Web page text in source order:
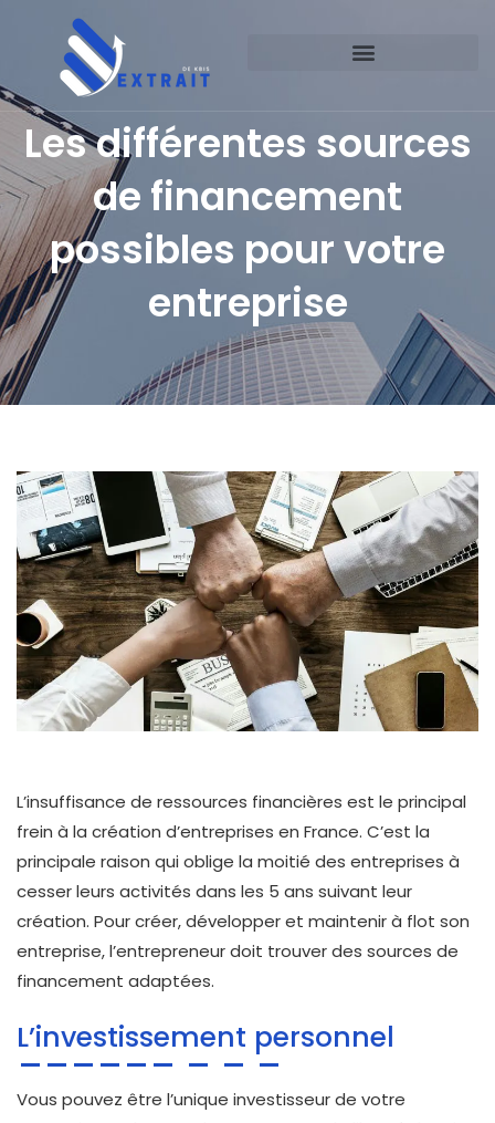
Les différentes sources
de financement
possibles pour votre
entreprise
L’insuffisance de ressources financières est le principal
frein à la création d’entreprises en France. C’est la
principale raison qui oblige la moitié des entreprises à
cesser leurs activités dans les 5 ans suivant leur
création. Pour créer, développer et maintenir à flot son
entreprise, l’entrepreneur doit trouver des sources de
financement adaptées.
L’investissement personnel
Vous pouvez être l’unique investisseur de votre